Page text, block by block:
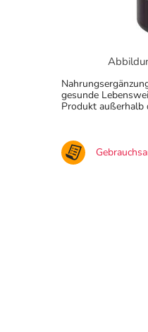
gesunde
Produkt außerhalb